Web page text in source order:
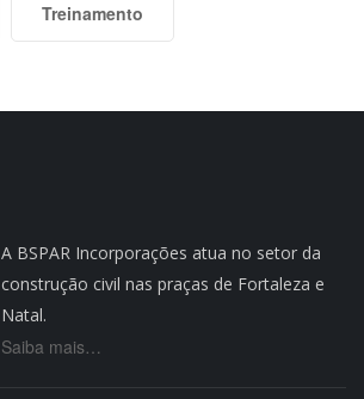
Treinamento
A BSPAR Incorporações atua no setor da
construção civil nas praças de Fortaleza e
Natal.
Saiba mais…